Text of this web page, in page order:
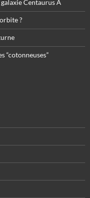
Centaurus A
?
“cotonneuses”